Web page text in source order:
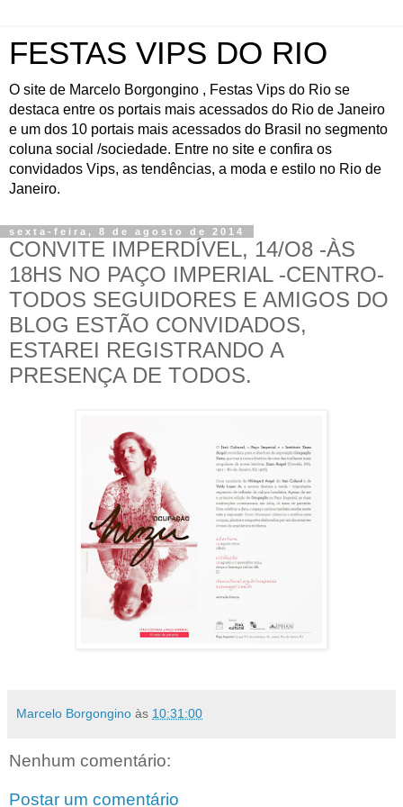
FESTAS VIPS DO RIO
O site de Marcelo Borgongino , Festas Vips do Rio se
destaca entre os portais mais acessados do Rio de Janeiro
e um dos 10 portais mais acessados do Brasil no segmento
coluna social /sociedade. Entre no site e confira os
convidados Vips, as tendências, a moda e estilo no Rio de
Janeiro.
sexta-feira, 8 de agosto de 2014
CONVITE IMPERDÍVEL, 14/O8 -ÀS
18HS NO PAÇO IMPERIAL -CENTRO-
TODOS SEGUIDORES E AMIGOS DO
BLOG ESTÃO CONVIDADOS,
ESTAREI REGISTRANDO A
PRESENÇA DE TODOS.
Marcelo Borgongino às 10:31:00
Nenhum comentário:
Postar um comentário